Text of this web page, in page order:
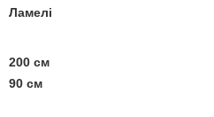
Ламелі
200 см
90 см